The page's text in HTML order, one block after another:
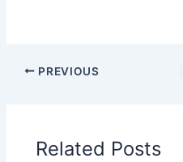
PREVIOUS
Related Posts